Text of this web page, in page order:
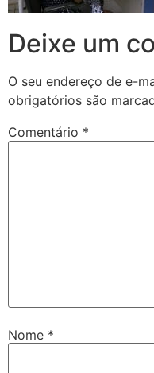
Deixe um
O seu endereço de e-
obrigatórios são
Comentário *
Nome *